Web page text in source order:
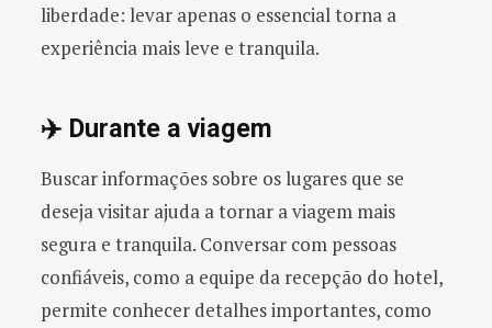
liberdade: levar apenas o essencial torna a
experiência mais leve e tranquila.
✈️ Durante a viagem
Buscar informações sobre os lugares que se
deseja visitar ajuda a tornar a viagem mais
segura e tranquila. Conversar com pessoas
confiáveis, como a equipe da recepção do hotel,
permite conhecer detalhes importantes, como